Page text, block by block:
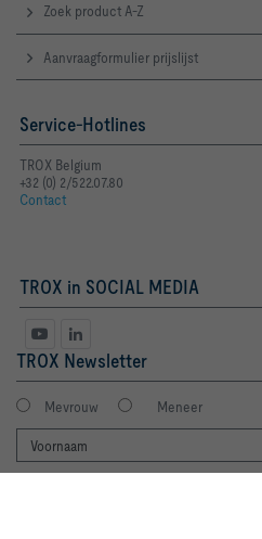
Zoek product A-Z
Aanvraagformulier prijslijst
Service-Hotlines
TROX Belgium
+32 (0) 2/522.07.80
Contact
TROX in SOCIAL MEDIA
TROX Newsletter
Mevrouw Meneer